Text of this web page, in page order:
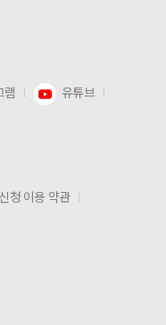
램
유튜브
청 이용 약관